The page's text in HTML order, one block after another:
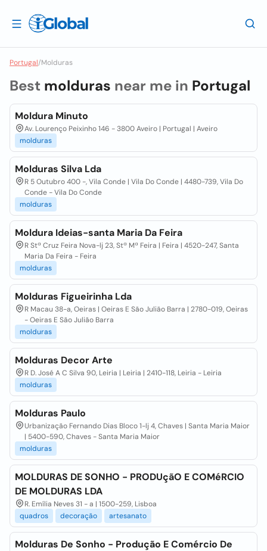
Portugal/Molduras
Best molduras near me in Portugal
Moldura Minuto
Av. Lourenço Peixinho 146 - 3800 Aveiro | Portugal | Aveiro
molduras
Molduras Silva Lda
R 5 Outubro 400 -, Vila Conde | Vila Do Conde | 4480-739, Vila Do
Conde - Vila Do Conde
molduras
Moldura Ideias-santa Maria Da Feira
R Stª Cruz Feira Nova-lj 23, Stª Mª Feira | Feira | 4520-247, Santa
Maria Da Feira - Feira
molduras
Molduras Figueirinha Lda
R Macau 38-a, Oeiras | Oeiras E São Julião Barra | 2780-019, Oeiras
- Oeiras E São Julião Barra
molduras
Molduras Decor Arte
R D. José A C Silva 90, Leiria | Leiria | 2410-118, Leiria - Leiria
molduras
Molduras Paulo
Urbanização Fernando Dias Bloco 1-lj 4, Chaves | Santa Maria Maior
| 5400-590, Chaves - Santa Maria Maior
molduras
MOLDURAS DE SONHO - PRODUçãO E COMéRCIO
DE MOLDURAS LDA
R. Emília Neves 31 - a | 1500-259, Lisboa
quadros
decoração artesanato
Molduras De Sonho - Produção E Comércio De